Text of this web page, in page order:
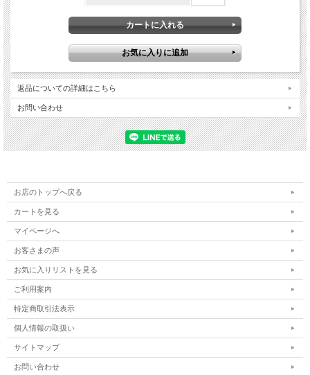
返品についての詳細はこちら
お問い合わせ
お店のトップへ戻る
カートを見る
マイページへ
お客さまの声
お気に入りリストを見る
ご利用案内
特定商取引法表示
個人情報の取扱い
サイトマップ
お問い合わせ